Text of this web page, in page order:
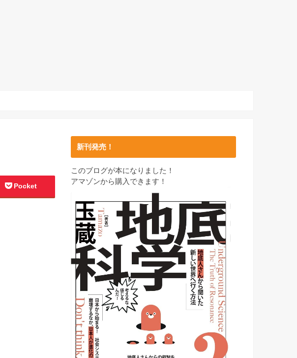
Pocket
新刊発売！
このブログが本になりました！
アマゾンから購入できます！